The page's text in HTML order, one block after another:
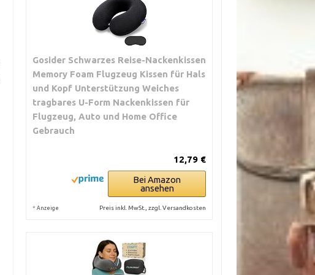
Gosider Schwarzes Reise-Nackenkissen
Memory Foam Flugzeug Kissen für Hals
und Kopf Unterstützung Weiches
tragbares U-Form Nackenkissen für
Flugzeug, Auto und Home Office
Gebrauch
12,79 €
Bei Amazon
ansehen
* Anzeige Preis inkl. MwSt., zzgl. Versandkosten